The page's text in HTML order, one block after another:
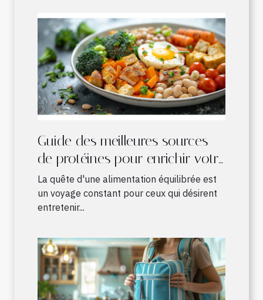
Guide des meilleures sources
de protéines pour enrichir votre
alimentation quotidienne
La quête d'une alimentation équilibrée est
un voyage constant pour ceux qui désirent
entretenir...